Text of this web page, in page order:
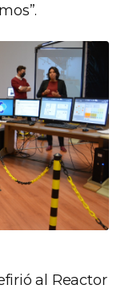
al Reactor